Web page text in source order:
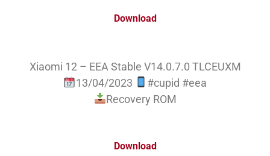
Download
Xiaomi 12 – EEA Stable V14.0.7.0 TLCEUXM
13/04/2023
#cupid #eea
Recovery ROM
Download